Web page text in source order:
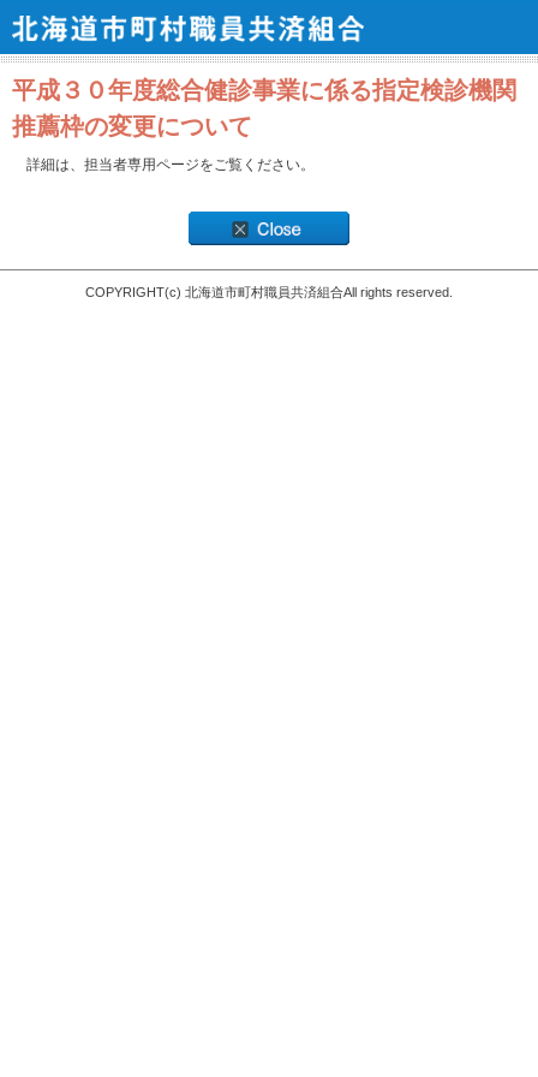
平成３０年度総合健診事業に係る指定検診機関
推薦枠の変更について
詳細は、担当者専用ページをご覧ください。
COPYRIGHT(c) 北海道市町村職員共済組合All rights reserved.